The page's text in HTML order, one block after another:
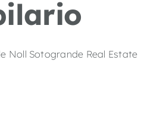
Noll Sotogrande Real Estate